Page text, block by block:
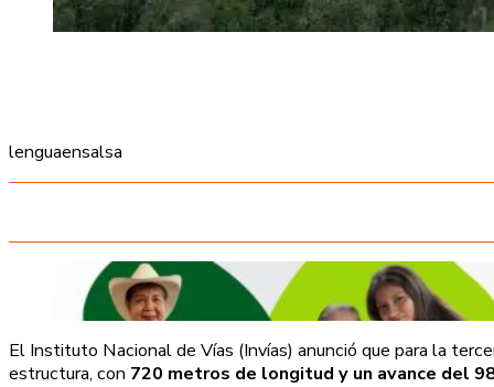
lenguaensalsa
El Instituto Nacional de Vías (Invías) anunció que para la
estructura, con 720 metros de longitud y un avance del